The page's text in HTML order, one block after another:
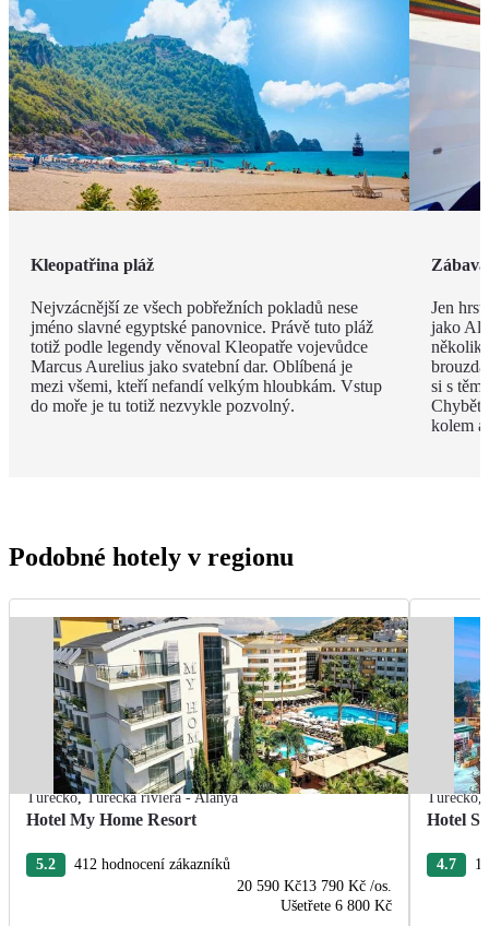
Kleopatřina pláž
Nejvzácnější ze všech pobřežních pokladů nese
jméno slavné egyptské panovnice. Právě tuto pláž
totiž podle legendy věnoval Kleopatře vojevůdce
Marcus Aurelius jako svatební dar. Oblíbená je
mezi všemi, kteří nefandí velkým hloubkám. Vstup
do moře je tu totiž nezvykle pozvolný.
Jen
jako
si s
Chybět
kolem
Podobné hotely v regionu
Turecko,Turecká riviéra - Alanya
Hotel My Home Resort
5.2
412 hodnocení zákazníků
20 590 Kč13 790 Kč /os.
Ušetřete 6 800 Kč
Turecko,
Hotel
4.7